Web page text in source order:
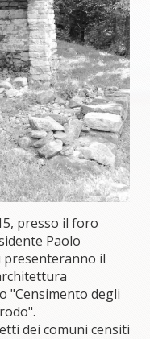
presso il foro
Paolo
presenteranno il
"Censimento degli
dei comuni censiti